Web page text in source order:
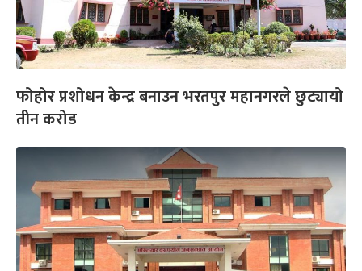
फोहोर प्रशोधन केन्द्र बनाउन भरतपुर महानगरले छुट्यायो
तीन करोड